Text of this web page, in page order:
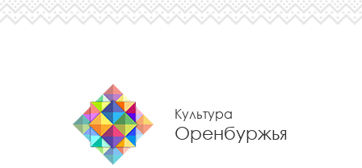
Культура
Оренбуржья